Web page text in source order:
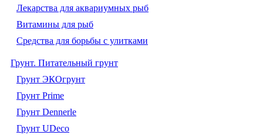
Лекарства для аквариумных рыб
Витамины для рыб
Средства для борьбы с улитками
Грунт. Питательный грунт
Грунт ЭКОгрунт
Грунт Prime
Грунт Dennerle
Грунт UDeco